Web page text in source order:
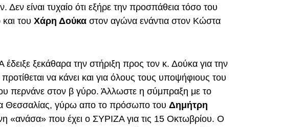
είναι τυχαίο ότι εξήρε την προσπάθεια τόσο του
του Χάρη Δούκαστον αγώνα ενάντια στον Κώστα
ξεκάθαρα την στήριξη προς τον κ. Δούκα για την
να κάνει και για όλους τους υποψήφιους του
περνάνε στον β γύρο. Άλλωστε η σύμπραξη με το
Θεσσαλίας, γύρω απο το πρόσωπο του Δημήτρη
«ανάσα» που έχει ο ΣΥΡΙΖΑ για τις 15 Οκτωβρίου. Ο